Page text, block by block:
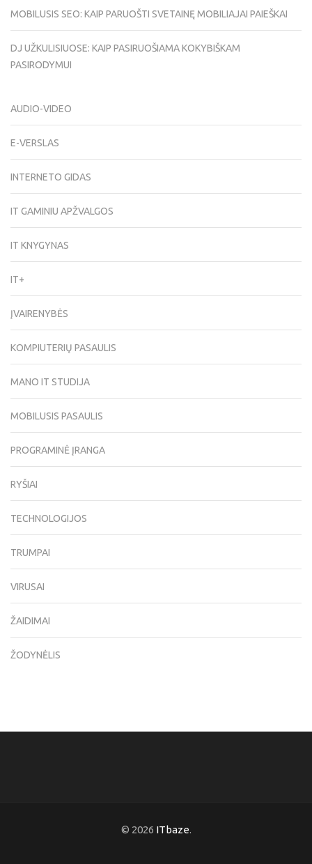
MOBILUSIS SEO: KAIP PARUOŠTI SVETAINĘ MOBILIAJAI PAIEŠKAI
DJ UŽKULISIUOSE: KAIP PASIRUOŠIAMA KOKYBIŠKAM
PASIRODYMUI
AUDIO-VIDEO
E-VERSLAS
INTERNETO GIDAS
IT GAMINIU APŽVALGOS
IT KNYGYNAS
IT+
ĮVAIRENYBĖS
KOMPIUTERIŲ PASAULIS
MANO IT STUDIJA
MOBILUSIS PASAULIS
PROGRAMINĖ ĮRANGA
RYŠIAI
TECHNOLOGIJOS
TRUMPAI
VIRUSAI
ŽAIDIMAI
ŽODYNĖLIS
© 2026 ITbaze.